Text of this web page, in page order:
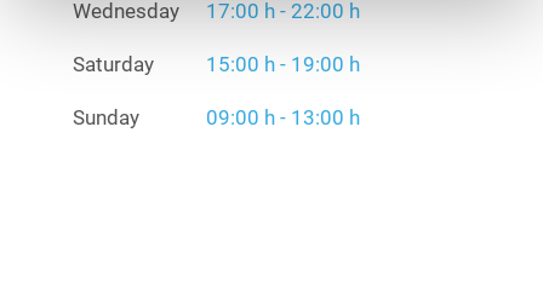
Wednesday 17:00 h - 22:00 h
Saturday 15:00 h - 19:00 h
Sunday 09:00 h - 13:00 h